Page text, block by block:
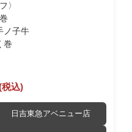
〉
ノ子牛
巻
税込)
日吉東急アベニュー店